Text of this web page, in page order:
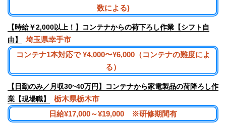
数による)
【時給￥2,000以上！】コンテナからの荷下ろし作業【シフト自
由】
埼玉県幸手市
コンテナ1本対応で ¥4,000〜¥6,000（コンテナの難度によ
る）
【日勤のみ／月収30~40万円】コンテナから家電製品の荷降ろし作
業【現場職】
栃木県栃木市
日給¥17,000～¥19,000 ※研修期間有